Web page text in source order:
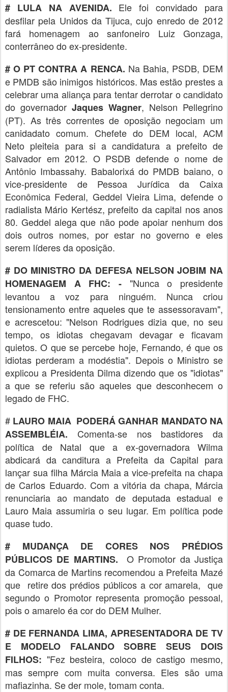
# LULA NA AVENIDA. Ele foi convidado para
desfilar pela Unidos da Tijuca, cujo enredo de 2012
fará homenagem ao sanfoneiro Luiz Gonzaga,
conterrâneo do ex-presidente.
# O PT CONTRA A RENCA. Na Bahia, PSDB, DEM
e PMDB são inimigos históricos. Mas estão prestes a
celebrar uma aliança para tentar derrotar o candidato
do governador Jaques Wagner, Nelson Pellegrino
(PT). As três correntes de oposição negociam um
canidadato comum. Chefete do DEM local, ACM
Neto pleiteia para si a candidatura a prefeito de
Salvador em 2012. O PSDB defende o nome de
Antônio Imbassahy. Babalorixá do PMDB baiano, o
vice-presidente de Pessoa Jurídica da Caixa
Econômica Federal, Geddel Vieira Lima, defende o
radialista Mário Kertész, prefeito da capital nos anos
80. Geddel alega que não pode apoiar nenhum dos
dois outros nomes, por estar no governo e eles
serem líderes da oposição.
# DO MINISTRO DA DEFESA NELSON JOBIM NA
HOMENAGEM A FHC: - "Nunca o presidente
levantou a voz para ninguém. Nunca criou
tensionamento entre aqueles que te assessoravam",
e acrescetou: "Nelson Rodrigues dizia que, no seu
tempo, os idiotas chegavam devagar e ficavam
quietos. O que se percebe hoje, Fernando, é que os
idiotas perderam a modéstia". Depois o Ministro se
explicou a Presidenta Dilma dizendo que os "idiotas"
a que se referiu são aqueles que desconhecem o
legado de FHC.
# LAURO MAIA PODERÁ GANHAR MANDATO NA
ASSEMBLÉIA. Comenta-se nos bastidores da
política de Natal que a ex-governadora Wilma
abdicará da canditura a Prefeita da Capital para
lançar sua filha Márcia Maia a vice-prefeita na chapa
de Carlos Eduardo. Com a vitória da chapa, Márcia
renunciaria ao mandato de deputada estadual e
Lauro Maia assumiria o seu lugar. Em política pode
quase tudo.
# MUDANÇA DE CORES NOS PRÉDIOS
PÚBLICOS DE MARTINS. O Promotor da Justiça
da Comarca de Martins recomendou a Prefeita Mazé
que retire dos prédios públicos a cor amarela, que
segundo o Promotor representa promoção pessoal,
pois o amarelo éa cor do DEM Mulher.
# DE FERNANDA LIMA, APRESENTADORA DE TV
E MODELO FALANDO SOBRE SEUS DOIS
FILHOS: "Fez besteira, coloco de castigo mesmo,
mas sempre com muita conversa. Eles são uma
mafiazinha. Se der mole, tomam conta.